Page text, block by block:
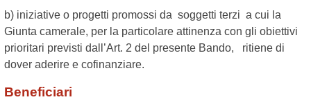
b) iniziative o progetti promossi da soggetti terzi a cui la
Giunta camerale, per la particolare attinenza con gli obiettivi
prioritari previsti dall’Art. 2 del presente Bando, ritiene di
dover aderire e cofinanziare.
Beneficiari